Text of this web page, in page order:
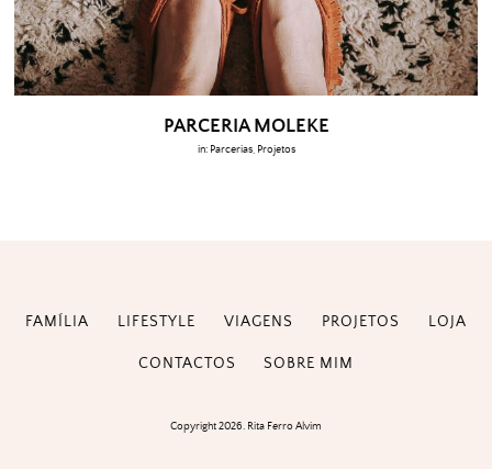
PARCERIA MOLEKE
in: Parcerias, Projetos
FAMÍLIA LIFESTYLE VIAGENS PROJETOS LOJA
CONTACTOS SOBRE MIM
Copyright 2026. Rita Ferro Alvim